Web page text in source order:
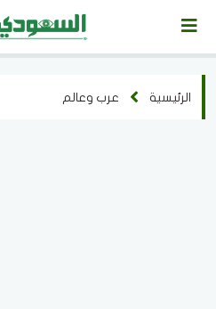
الرئيسية عرب وعالم